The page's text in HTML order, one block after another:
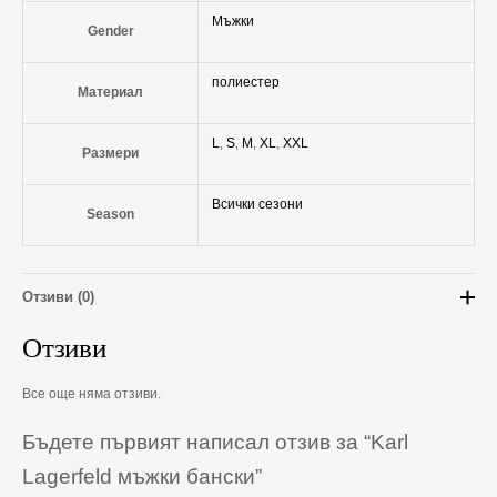
Gender
Мъжки
Материал
полиестер
Размери
L, S, M , XL, XXL
Season
Всички сезони
Отзиви (0)
Отзиви
Все още няма отзиви.
Бъдете първият написал отзив за “Karl
Lagerfeld мъжки бански”